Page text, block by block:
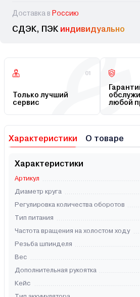
Доставка в Россию
СДЭК, ПЭК индивидуально
01
Только лучший
сервис
любой
Характеристики О товаре
Характеристики
Артикул
Диаметр круга
Регулировка количества оборотов
Тип питания
Частота вращения на холостом ходу
Резьба шпинделя
Вес
Дополнительная рукоятка
Кейс